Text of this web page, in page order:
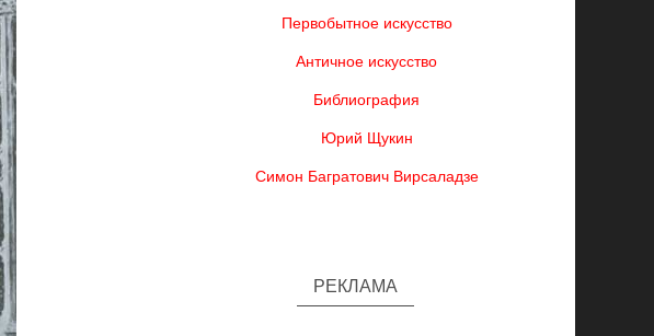
Первобытное искусство
Античное искусство
Библиография
Юрий Щукин
Симон Багратович Вирсаладзе
РЕКЛАМА